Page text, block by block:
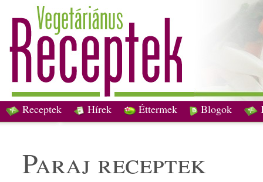
Receptek Hírek Éttermek Blogok
paraj receptek